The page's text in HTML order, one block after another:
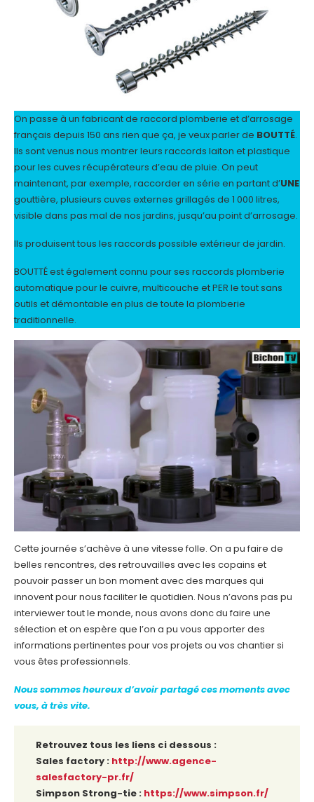
On passe à un fabricant de raccord plomberie et d’arrosage
français depuis 150 ans rien que ça, je veux parler de BOUTTÉ.
Ils sont venus nous montrer leurs raccords laiton et plastique
pour les cuves récupérateurs d’eau de pluie. On peut
maintenant, par exemple, raccorder en série en partant d’UNE
gouttière, plusieurs cuves externes grillagés de 1 000 litres,
visible dans pas mal de nos jardins, jusqu’au point d’arrosage.
Ils produisent tous les raccords possible extérieur de jardin.
BOUTTÉ est également connu pour ses raccords plomberie
automatique pour le cuivre, multicouche et PER le tout sans
outils et démontable en plus de toute la plomberie
traditionnelle.
Cette journée s’achève à une vitesse folle. On a pu faire de
belles rencontres, des retrouvailles avec les copains et
pouvoir passer un bon moment avec des marques qui
innovent pour nous faciliter le quotidien. Nous n’avons pas pu
interviewer tout le monde, nous avons donc du faire une
sélection et on espère que l’on a pu vous apporter des
informations pertinentes pour vos projets ou vos chantier si
vous êtes professionnels.
Nous sommes heureux d’avoir partagé ces moments avec
vous, à très vite.
Retrouvez tous les liens ci dessous :
Sales factory : http://www.agence-
salesfactory-pr.fr/
Simpson Strong-tie : https://www.simpson.fr/